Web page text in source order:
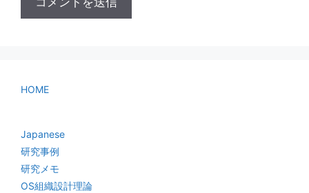
HOME
Japanese
研究事例
研究メモ
OS組織設計理論